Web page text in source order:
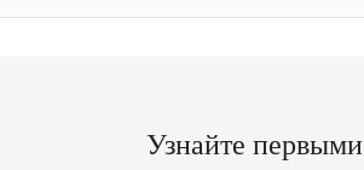
Узнайте первыми